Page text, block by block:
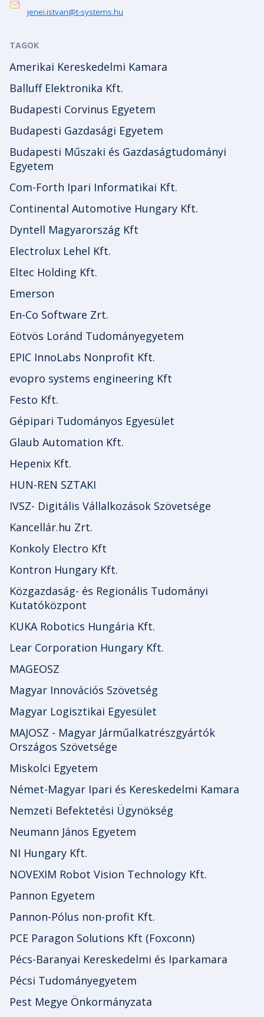
jenei.istvan@t-systems.hu
TAGOK
Amerikai Kereskedelmi Kamara
Balluff Elektronika Kft.
Budapesti Corvinus Egyetem
Budapesti Gazdasági Egyetem
Budapesti Műszaki és Gazdaságtudományi
Egyetem
Com-Forth Ipari Informatikai Kft.
Continental Automotive Hungary Kft.
Dyntell Magyarország Kft
Electrolux Lehel Kft.
Eltec Holding Kft.
Emerson
En-Co Software Zrt.
Eötvös Loránd Tudományegyetem
EPIC InnoLabs Nonprofit Kft.
evopro systems engineering Kft
Festo Kft.
Gépipari Tudományos Egyesület
Glaub Automation Kft.
Hepenix Kft.
HUN-REN SZTAKI
IVSZ- Digitális Vállalkozások Szövetsége
Kancellár.hu Zrt.
Konkoly Electro Kft
Kontron Hungary Kft.
Közgazdaság- és Regionális Tudományi
Kutatóközpont
KUKA Robotics Hungária Kft.
Lear Corporation Hungary Kft.
MAGEOSZ
Magyar Innovációs Szövetség
Magyar Logisztikai Egyesület
MAJOSZ - Magyar Járműalkatrészgyártók
Országos Szövetsége
Miskolci Egyetem
Német-Magyar Ipari és Kereskedelmi Kamara
Nemzeti Befektetési Ügynökség
Neumann János Egyetem
NI Hungary Kft.
NOVEXIM Robot Vision Technology Kft.
Pannon Egyetem
Pannon-Pólus non-profit Kft.
PCE Paragon Solutions Kft (Foxconn)
Pécs-Baranyai Kereskedelmi és Iparkamara
Pécsi Tudományegyetem
Pest Megye Önkormányzata